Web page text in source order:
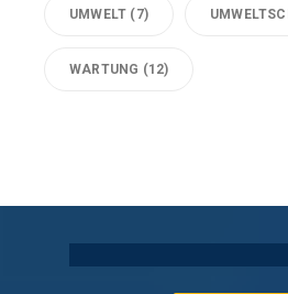
UMWELT (7)
WARTUNG (12)